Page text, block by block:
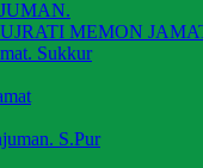
MEMON
Sukkur
S.Pur